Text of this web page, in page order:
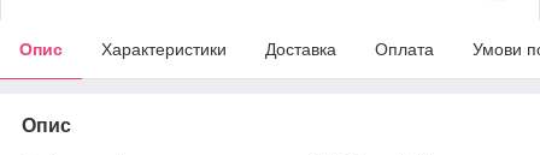
Опис Характеристики Доставка Оплата Умови
Опис